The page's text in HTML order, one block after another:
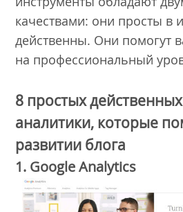
качествами: они просты в
действенны. Они помогут
на профессиональный
8 простых
аналитики, которые
развитии блога
1. Google Analytics